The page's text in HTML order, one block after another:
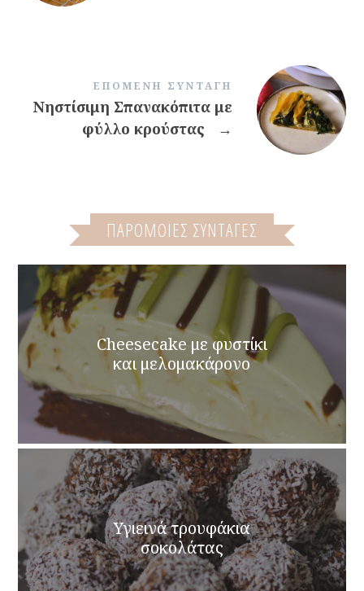
ΕΠΌΜΕΝΗ ΣΥΝΤΑΓΉ
Νηστίσιμη Σπανακόπιτα με
φύλλο κρούστας
→
ΠΑΡΌΜΟΙΕΣ ΣΥΝΤΑΓΈΣ
Cheesecake με φυστίκι
και μελομακάρονο
Υγιεινά τρουφάκια
σοκολάτας